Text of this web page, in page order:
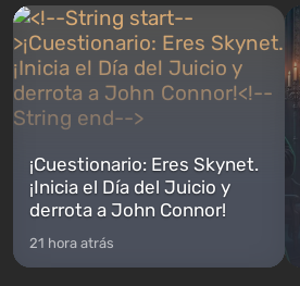
¡Cuestionario: Eres Skynet.
¡Inicia el Día del Juicio y
derrota a John Connor!
21 hora atrás